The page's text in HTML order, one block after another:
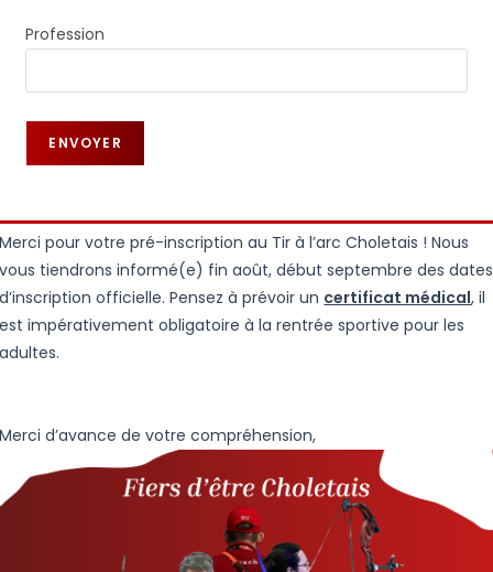
Profession
Merci pour votre pré-inscription au Tir à l’arc Choletais ! Nous
vous tiendrons informé(e) fin août, début septembre des dates
d’inscription officielle. Pensez à prévoir un certificat médical, il
est impérativement obligatoire à la rentrée sportive pour les
adultes.
Merci d’avance de votre compréhension,